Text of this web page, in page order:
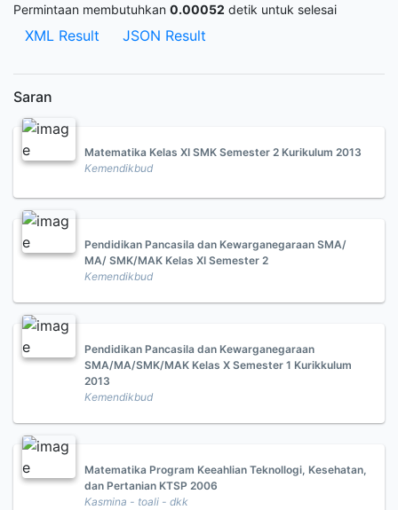
Permintaan membutuhkan 0.00052 detik untuk selesai
XML Result JSON Result
Saran
Matematika Kelas XI SMK Semester 2 Kurikulum 2013
Kemendikbud
Pendidikan Pancasila dan Kewarganegaraan SMA/
MA/ SMK/MAK Kelas XI Semester 2
Kemendikbud
Pendidikan Pancasila dan Kewarganegaraan
SMA/MA/SMK/MAK Kelas X Semester 1 Kurikkulum
2013
Kemendikbud
Matematika Program Keeahlian Teknollogi, Kesehatan,
dan Pertanian KTSP 2006
Kasmina - toali - dkk